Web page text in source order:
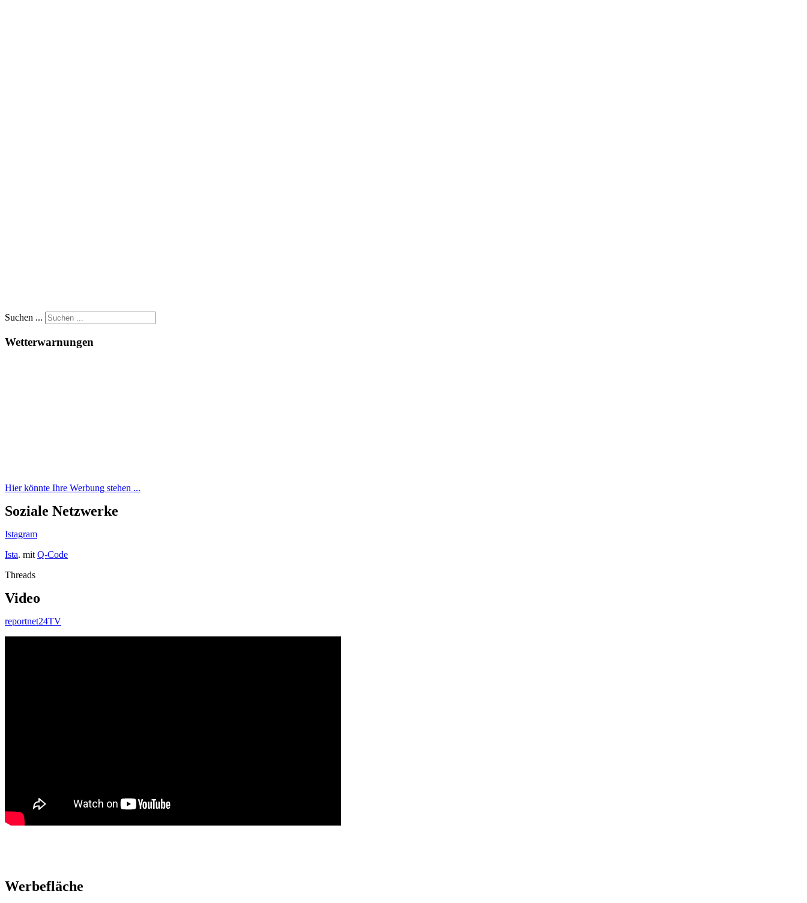
Suchen ...
Wetterwarnungen
Hier könnte Ihre Werbung stehen ...
Soziale Netzwerke
Istagram
Ista. mit Q-Code
Threads
Video
reportnet24TV
Werbefläche